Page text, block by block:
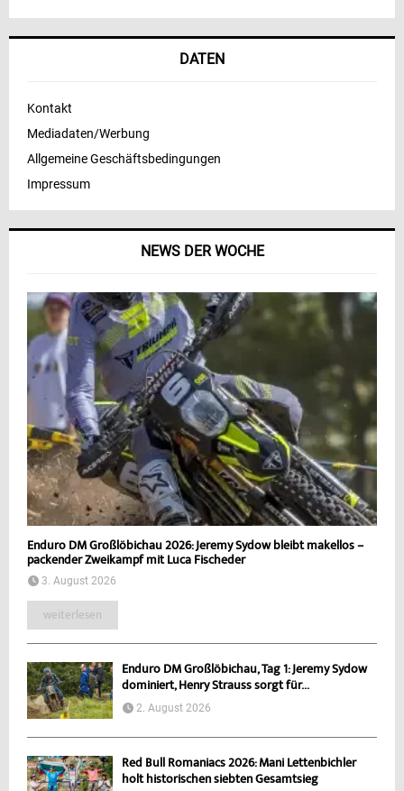
NEWS DER WOCHE
Enduro DM Großlöbichau 2026: Jeremy Sydow bleibt makellos –
packender Zweikampf mit Luca Fischeder
3. August 2026
weiterlesen
Enduro DM Großlöbichau, Tag 1: Jeremy Sydow
dominiert, Henry Strauss sorgt für...
2. August 2026
Red Bull Romaniacs 2026: Mani Lettenbichler
holt historischen siebten Gesamtsieg
DATEN
Kontakt
Mediadaten/Werbung
Allgemeine Geschäftsbedingungen
Impressum